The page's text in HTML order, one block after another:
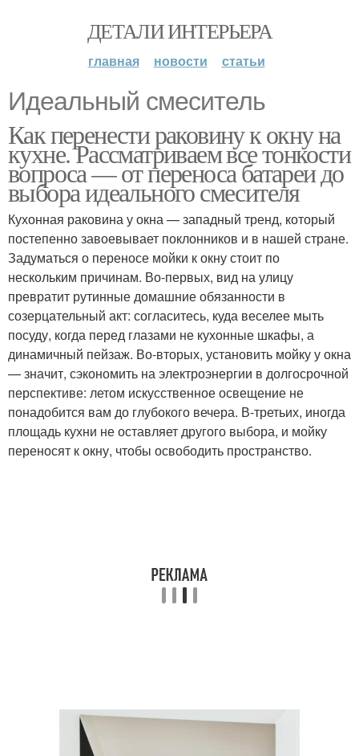
ДЕТАЛИ ИНТЕРЬЕРА
главная новости статьи
Идеальный смеситель
Как перенести раковину к окну на
кухне. Рассматриваем все тонкости
вопроса — от переноса батареи до
выбора идеального смесителя
Кухонная раковина у окна — западный тренд, который
постепенно завоевывает поклонников и в нашей стране.
Задуматься о переносе мойки к окну стоит по
нескольким причинам. Во-первых, вид на улицу
превратит рутинные домашние обязанности в
созерцательный акт: согласитесь, куда веселее мыть
посуду, когда перед глазами не кухонные шкафы, а
динамичный пейзаж. Во-вторых, установить мойку у окна
— значит, сэкономить на электроэнергии в долгосрочной
перспективе: летом искусственное освещение не
понадобится вам до глубокого вечера. В-третьих, иногда
площадь кухни не оставляет другого выбора, и мойку
переносят к окну, чтобы освободить пространство.